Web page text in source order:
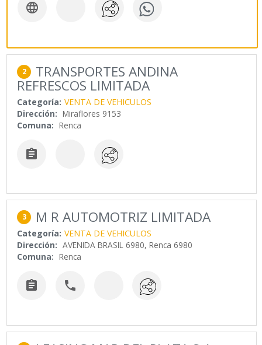

2 TRANSPORTES ANDINA
REFRESCOS LIMITADA
Categoría: VENTA DE VEHICULOS
Dirección: Miraflores 9153
Comuna: Renca

3 M R AUTOMOTRIZ LIMITADA
Categoría: VENTA DE VEHICULOS
Dirección: AVENIDA BRASIL 6980, Renca 6980
Comuna: Renca
 